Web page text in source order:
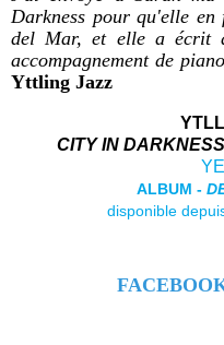
Darkness pour qu'elle en
del Mar, et elle a écrit
accompagnement de
Yttling Jazz
CITY IN DARKNESS
ALBUM -
disponible